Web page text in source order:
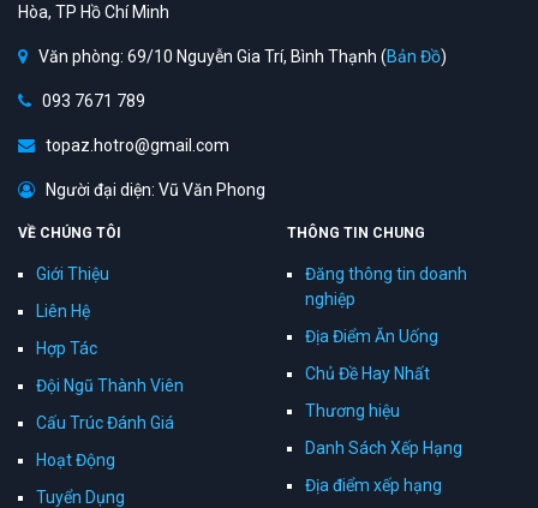
Hòa, TP Hồ Chí Minh
Văn phòng: 69/10 Nguyễn Gia Trí, Bình Thạnh (Bản Đồ)
093 7671 789
topaz.hotro@gmail.com
Người đại diện: Vũ Văn Phong
VỀ CHÚNG TÔI
Giới Thiệu
Liên Hệ
Hợp Tác
Đội Ngũ Thành Viên
Cấu Trúc Đánh Giá
Hoạt Động
Tuyển Dụng
THÔNG TIN CHUNG
Đăng thông tin doanh
nghiệp
Địa Điểm Ăn Uống
Chủ Đề Hay Nhất
Thương hiệu
Danh Sách Xếp Hạng
Địa điểm xếp hạng